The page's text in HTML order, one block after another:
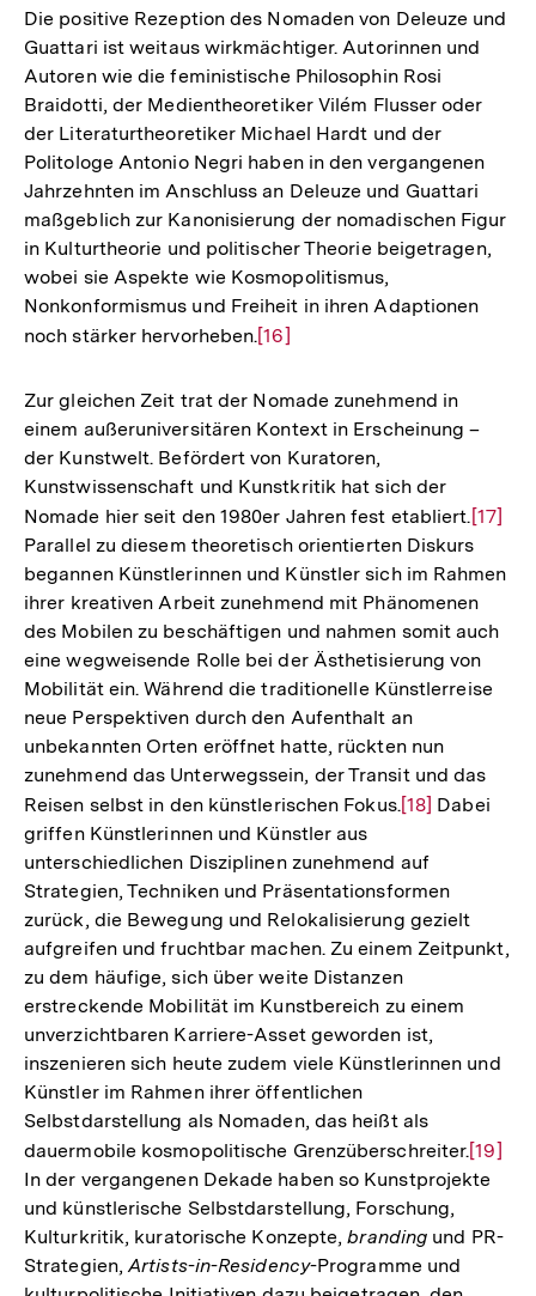
der
Fußnote
Die positive Rezeption des Nomaden von Deleuze und
Guattari ist weitaus wirkmächtiger. Autorinnen und
Autoren wie die feministische Philosophin Rosi
Braidotti, der Medientheoretiker Vilém Flusser oder
der Literaturtheoretiker Michael Hardt und der
Politologe Antonio Negri haben in den vergangenen
Jahrzehnten im Anschluss an Deleuze und Guattari
maßgeblich zur Kanonisierung der nomadischen Figur
in Kulturtheorie und politischer Theorie beigetragen,
wobei sie Aspekte wie Kosmopolitismus,
Nonkonformismus und Freiheit in ihren Adaptionen
noch stärker hervorheben.Zur
der
Fußnote
[16]
Zur gleichen Zeit trat der Nomade zunehmend in
einem außeruniversitären Kontext in Erscheinung –
der Kunstwelt. Befördert von Kuratoren,
Kunstwissenschaft und Kunstkritik hat sich der
Nomade hier seit den 1980er Jahren fest etabliert. Zur
der
[17]
Parallel zu diesem theoretisch orientierten Diskurs
begannen Künstlerinnen und Künstler sich im Rahmen
ihrer kreativen Arbeit zunehmend mit Phänomenen
des Mobilen zu beschäftigen und nahmen somit auch
eine wegweisende Rolle bei der Ästhetisierung von
Mobilität ein. Während die traditionelle Künstlerreise
neue Perspektiven durch den Aufenthalt an
unbekannten Orten eröffnet hatte, rückten nun
zunehmend das Unterwegssein, der Transit und das
Reisen selbst in den künstlerischen Fokus.Zur
der
Fußnote
[18] Dabei
griffen Künstlerinnen und Künstler aus
unterschiedlichen Disziplinen zunehmend auf
Strategien, Techniken und Präsentationsformen
zurück, die Bewegung und Relokalisierung gezielt
aufgreifen und fruchtbar machen. Zu einem Zeitpunkt,
zu dem häufige, sich über weite Distanzen
erstreckende Mobilität im Kunstbereich zu einem
unverzichtbaren Karriere-Asset geworden ist,
inszenieren sich heute zudem viele Künstlerinnen und
Künstler im Rahmen ihrer öffentlichen
Selbstdarstellung als Nomaden, das heißt als
dauermobile kosmopolitische Grenzüberschreiter.Zur
[19]
In der vergangenen Dekade haben so Kunstprojekte
und künstlerische Selbstdarstellung, Forschung,
Kulturkritik, kuratorische Konzepte,branding und PR-
Strategien,Artists-in-Residency-Programme und